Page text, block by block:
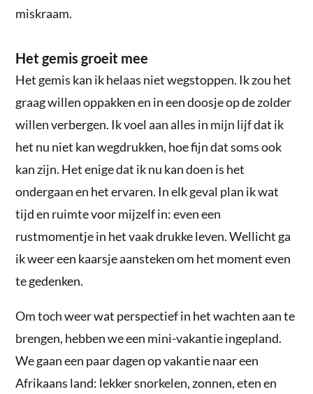
miskraam.
Het gemis groeit mee
Het gemis kan ik helaas niet wegstoppen. Ik zou het
graag willen oppakken en in een doosje op de zolder
willen verbergen. Ik voel aan alles in mijn lijf dat ik
het nu niet kan wegdrukken, hoe fijn dat soms ook
kan zijn. Het enige dat ik nu kan doen is het
ondergaan en het ervaren. In elk geval plan ik wat
tijd en ruimte voor mijzelf in: even een
rustmomentje in het vaak drukke leven. Wellicht ga
ik weer een kaarsje aansteken om het moment even
te gedenken.
Om toch weer wat perspectief in het wachten aan te
brengen, hebben we een mini-vakantie ingepland.
We gaan een paar dagen op vakantie naar een
Afrikaans land: lekker snorkelen, zonnen, eten en